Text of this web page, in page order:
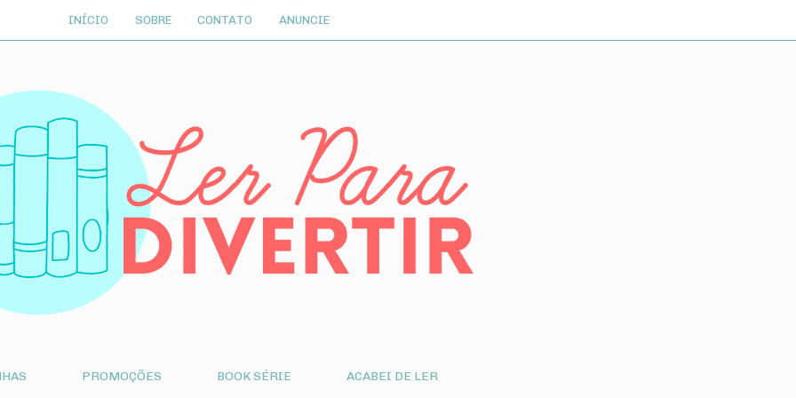
INÍCIO SOBRE CONTATO ANUNCIE
PROMOÇÕES BOOK SÉRIE ACABEI DE LER